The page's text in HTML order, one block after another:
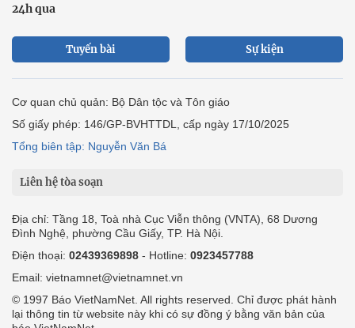
24h qua
Tuyến bài Sự kiện
Cơ quan chủ quản: Bộ Dân tộc và Tôn giáo
Số giấy phép: 146/GP-BVHTTDL, cấp ngày 17/10/2025
Tổng biên tập: Nguyễn Văn Bá
Liên hệ tòa soạn
Địa chỉ: Tầng 18, Toà nhà Cục Viễn thông (VNTA), 68 Dương
Đình Nghệ, phường Cầu Giấy, TP. Hà Nội.
Điện thoại: 02439369898 - Hotline: 0923457788
Email: vietnamnet@vietnamnet.vn
© 1997 Báo VietNamNet. All rights reserved. Chỉ được phát hành
lại thông tin từ website này khi có sự đồng ý bằng văn bản của